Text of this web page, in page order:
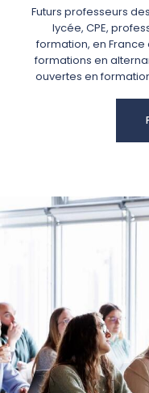
Futurs professeurs
lycée, CPE,
formation, en France
formations en
ouvertes en